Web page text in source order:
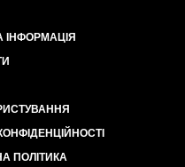
ІНФОРМАЦІЯ
ПОЛІТИКА